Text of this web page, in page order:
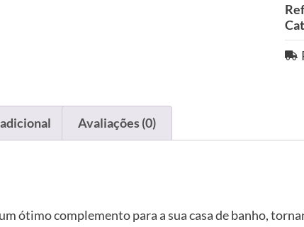
Avaliações (0)
ótimo complemento para a sua casa de banho,